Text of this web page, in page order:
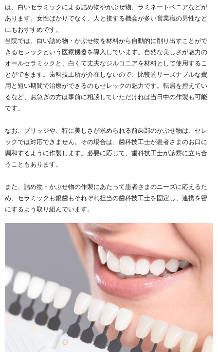
は、白いセラミックによる詰め物やかぶせ物、ラミネートベニアなどが
あります。女性ばかりでなく、人と接する機会が多い営業職の男性など
にもおすすめです。
当院では、白い詰め物・かぶせ物を材料から自動的に削り出すことがで
きるセレックという医療機器を導入しています。自然な美しさが魅力の
オールセラミックと、白くて丈夫なジルコニアを材料として使用するこ
とができます。歯科技工所が介在しないので、比較的リーズナブルな費
用と短い期間で治療ができるのもセレックの魅力です。転居を控えてい
るなど、お急ぎの方は事前に相談していただければ当日中の作製も可能
です。
なお、ブリッジや、特に美しさが求められる前歯部のかぶせ物は、セレ
ックでは対応できません。その場合は、歯科技工士が患者さまのお口に
調和するように作製します。必要に応じて、歯科技工士が診察に立ち合
うこともあります。
また、詰め物・かぶせ物の作製にあたって患者さまのニーズに応えるた
め、セラミックも銀歯もそれぞれ担当の歯科技工士を固定し、連携を密
にするよう取り組んでいます。